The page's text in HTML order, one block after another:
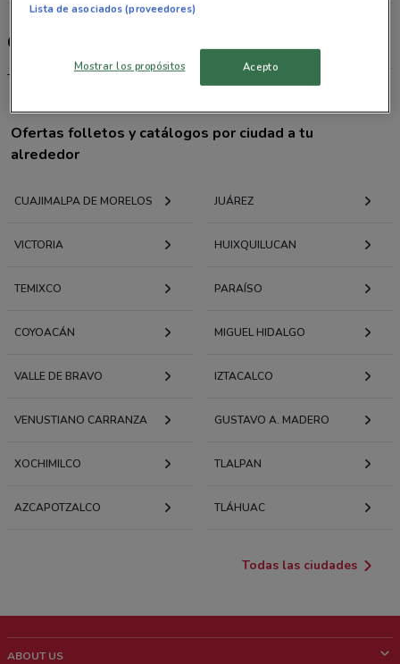
Catálogo, sucursales y teléfono
Tienda departamental
Ofertas folletos y catálogos por ciudad a tu
alrededor
CUAJIMALPA DE MORELOS JUÁREZ
VICTORIA HUIXQUILUCAN
TEMIXCO PARAÍSO
COYOACÁN MIGUEL HIDALGO
VALLE DE BRAVO IZTACALCO
VENUSTIANO CARRANZA GUSTAVO A. MADERO
XOCHIMILCO TLALPAN
AZCAPOTZALCO TLÁHUAC
Todas las ciudades
ABOUT US
Lista de asociados (proveedores)
Mostrar los propósitos Acepto